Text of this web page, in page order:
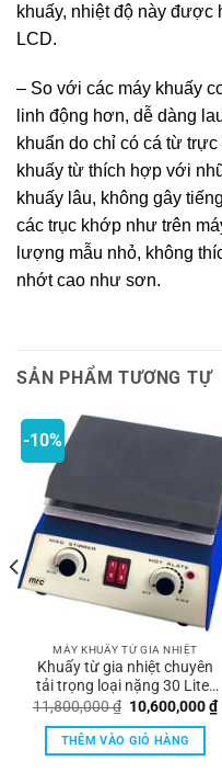
khuấy, nhiệt độ này được
LCD.
– So với các máy khuấy
linh động hơn, dễ dàng
khuẩn do chỉ có cá từ
khuấy từ thích hợp với
khuấy lâu, không gây
các trục khớp như trên
lượng mẫu nhỏ, không
nhớt cao như sơn.
SẢN PHẨM TƯƠNG TỰ
-10%
MÁY KHUẤY TỪ GIA NHIỆT
Khuấy từ gia nhiệt chuyên
tải trọng loại nặng 30 Liter
MH-5 MRC
11,800,000₫ Giá
gốc
là:
11,800,000 ₫.
10,600,000₫
THÊM VÀO GIỎ HÀNG